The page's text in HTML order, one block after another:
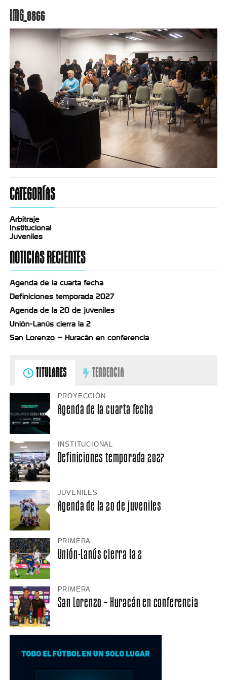
IMG_9866
CATEGORÍAS
Arbitraje
Institucional
Juveniles
NOTICIAS RECIENTES
Agenda de la cuarta fecha
Definiciones temporada 2027
Agenda de la 20 de juveniles
Unión-Lanús cierra la 2
San Lorenzo – Huracán en conferencia
TITULARES TENDENCIA
PROYECCIÓN
Agenda de la cuarta fecha
INSTITUCIONAL
Definiciones temporada 2027
JUVENILES
Agenda de la 20 de juveniles
PRIMERA
Unión-Lanús cierra la 2
PRIMERA
San Lorenzo – Huracán en conferencia